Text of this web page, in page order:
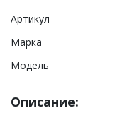
Артикул
Марка
Модель
Описание: